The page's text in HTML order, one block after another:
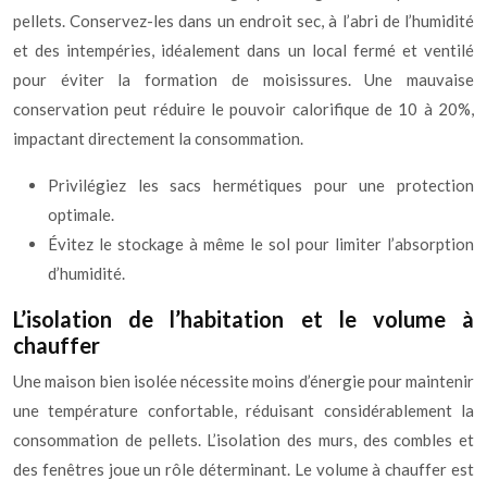
pellets. Conservez-les dans un endroit sec, à l’abri de l’humidité
et des intempéries, idéalement dans un local fermé et ventilé
pour éviter la formation de moisissures. Une mauvaise
conservation peut réduire le pouvoir calorifique de 10 à 20%,
impactant directement la consommation.
Privilégiez les sacs hermétiques pour une protection
optimale.
Évitez le stockage à même le sol pour limiter l’absorption
d’humidité.
L’isolation de l’habitation et le volume à
chauffer
Une maison bien isolée nécessite moins d’énergie pour maintenir
une température confortable, réduisant considérablement la
consommation de pellets. L’isolation des murs, des combles et
des fenêtres joue un rôle déterminant. Le volume à chauffer est